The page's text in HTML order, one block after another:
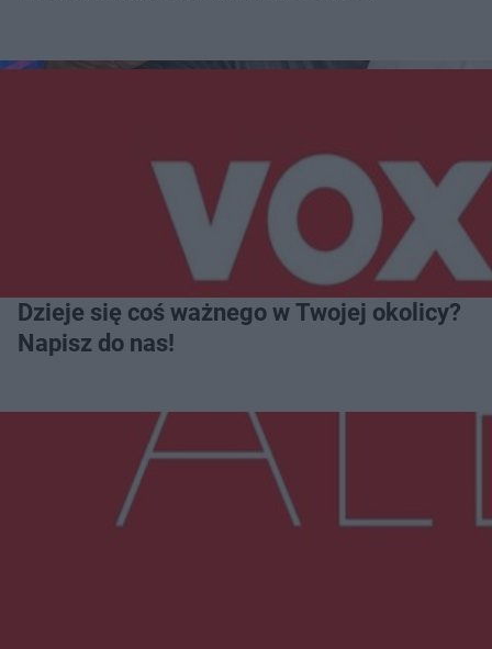
Dzieje się coś ważnego w Twojej okolicy?
Napisz do nas!
Więcej